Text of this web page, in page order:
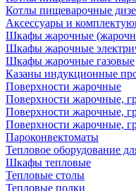
Котлы пищеварочные
Аксессуары и
Шкафы жарочные
Шкафы жарочные
Шкафы жарочные газовые
Казаны индукционные
Поверхности жарочные
Поверхности жарочные,
Поверхности жарочные,
Поверхности жарочные,
Пароконвектоматы
Тепловое оборудование
Шкафы тепловые
Тепловые столы
Тепловые полки